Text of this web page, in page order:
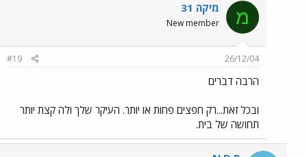
מ מיקה 31
New member
26/12/04
#19
הרבה דברים
ובכל זאת...רק חפצים פחות או יותר. העיקר שלך ולה קצת יותר
תחושה של בית.